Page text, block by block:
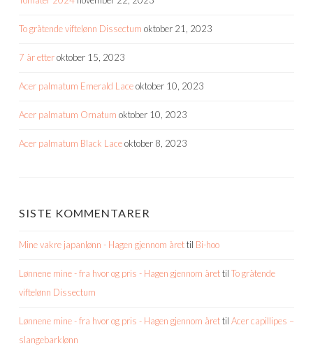
To gråtende viftelønn Dissectum oktober 21, 2023
7 år etteroktober 15, 2023
Acer palmatum Emerald Laceoktober 10, 2023
Acer palmatum Ornatum oktober 10, 2023
Acer palmatum Black Laceoktober 8, 2023
SISTE KOMMENTARER
Mine vakre japanlønn - Hagen gjennom årettil Bi-hoo
Lønnene mine - fra hvor og pris - Hagen gjennom årettil To gråtende
viftelønn Dissectum
Lønnene mine - fra hvor og pris - Hagen gjennom årettil Acer capillipes –
slangebarklønn